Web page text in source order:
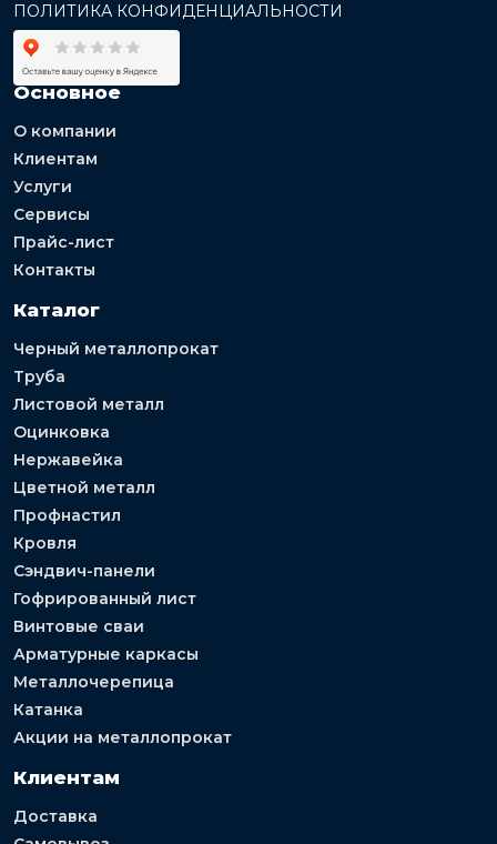
ПОЛИТИКА КОНФИДЕНЦИАЛЬНОСТИ
Основное
О компании
Клиентам
Услуги
Сервисы
Прайс-лист
Контакты
Каталог
Черный металлопрокат
Труба
Листовой металл
Оцинковка
Нержавейка
Цветной металл
Профнастил
Кровля
Сэндвич-панели
Гофрированный лист
Винтовые сваи
Арматурные каркасы
Металлочерепица
Катанка
Акции на металлопрокат
Клиентам
Доставка